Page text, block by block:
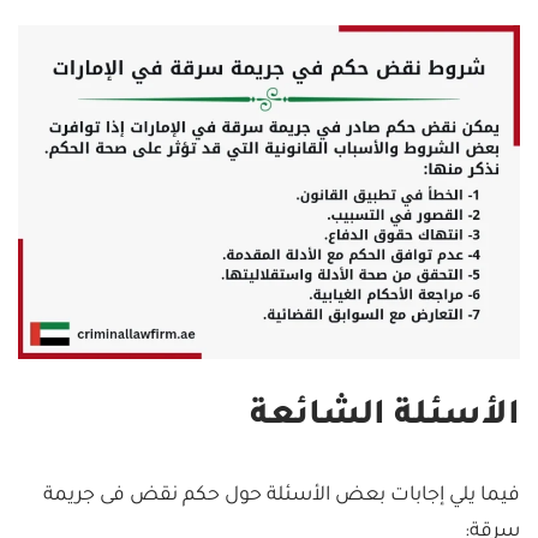
الأسئلة الشائعة
فيما يلي إجابات بعض الأسئلة حول حكم نقض فى جريمة
سرقة: